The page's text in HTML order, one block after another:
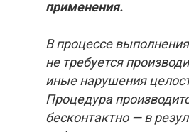
применения.
В процессе
не требуется
иные нарушения
Процедура
бесконтактно — в